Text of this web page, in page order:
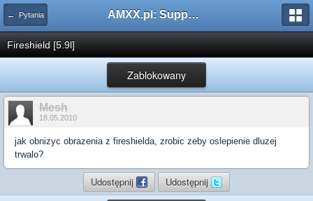
← Pytania AMXX.pl: Support AMX Mod X i SourceMod
Fireshield [5.9l]
Zablokowany
Mesh
18.05.2010
jak obnizyc obrazenia z fireshielda, zrobic zeby oslepienie dluzej
trwalo?
Udostępnij Udostępnij